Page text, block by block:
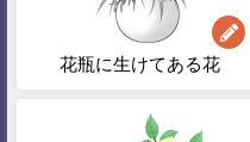
花瓶に生けてある花